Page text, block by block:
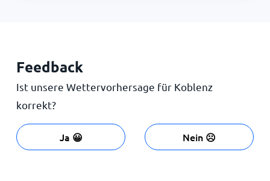
Feedback
Ist unsere Wettervorhersage für Koblenz
korrekt?
Ja 😀 Nein ☹️